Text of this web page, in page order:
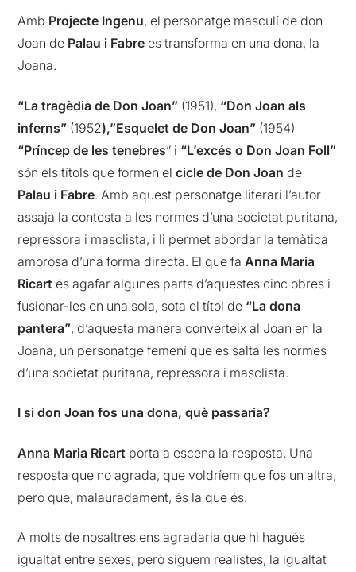
Amb Projecte Ingenu, el personatge masculí de don
Joan de Palau i Fabrees transforma en una dona, la
Joana.
“La tragèdia de Don Joan” (1951), “Don Joan als
inferns” (1952),”Esquelet de Don Joan” (1954)
“Príncep de les tenebres” i “L’excés o Don Joan Foll”
són els títols que formen elcicle de Don Joan de
Palau i Fabre. Amb aquest personatge literari l’autor
assaja la contesta a les normes d’una societat puritana,
repressora i masclista, i li permet abordar la temàtica
amorosa d’una forma directa. El que faAnna Maria
Ricart és agafar algunes parts d’aquestes cinc obres i
fusionar-les en una sola, sota el títol de “La dona
pantera”, d’aquesta manera converteix al Joan en la
Joana, un personatge femení que es salta les normes
d’una societat puritana, repressora i masclista.
I si don Joan fos una dona, què passaria?
Anna Maria Ricart porta a escena la resposta. Una
resposta que no agrada, que voldríem que fos un altra,
però que, malauradament, és la que és.
A molts de nosaltres ens agradaria que hi hagués
igualtat entre sexes, però siguem realistes, la igualtat